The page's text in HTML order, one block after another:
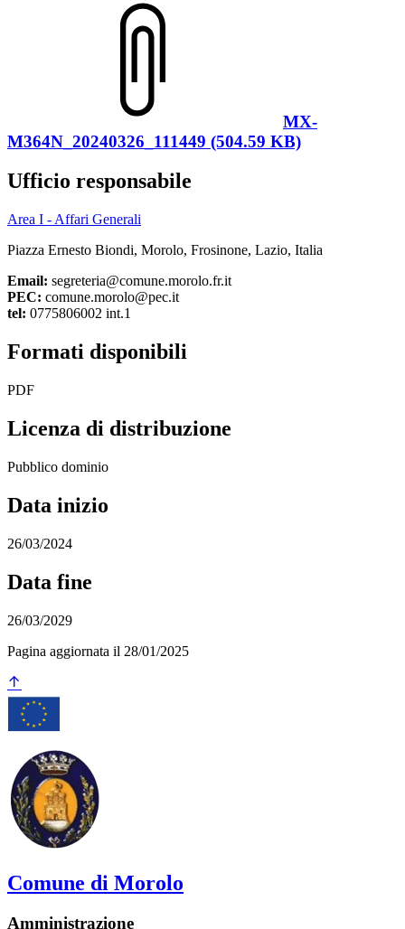
MX-
M364N_20240326_111449 (504.59 KB)
Ufficio responsabile
Area I - Affari Generali
Piazza Ernesto Biondi, Morolo, Frosinone, Lazio, Italia
Email: segreteria@comune.morolo.fr.it
PEC: comune.morolo@pec.it
tel: 0775806002 int.1
Formati disponibili
PDF
Licenza di distribuzione
Pubblico dominio
Data inizio
26/03/2024
Data fine
26/03/2029
Pagina aggiornata il 28/01/2025
Comune di Morolo
Amministrazione